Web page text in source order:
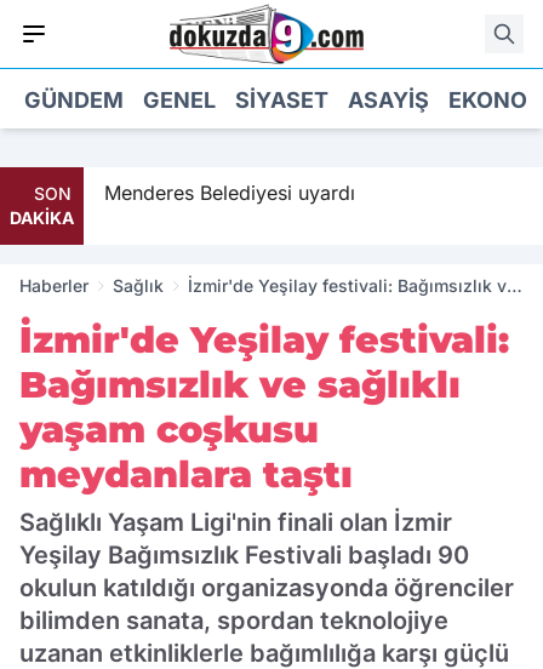
GÜNDEM GENEL SIYASET ASAYIŞ
SON
DAKİKA
geldi Menderes Belediyesi uyardı
Haberler Sağlık
İzmir'de Yeşilay festivali: Bağımsızlık ve
İzmir'de Yeşilay festivali:
Bağımsızlık ve sağlıklı
yaşam coşkusu
meydanlara taştı
Sağlıklı Yaşam Ligi'nin finali olan İzmir
Yeşilay Bağımsızlık Festivali başladı 90
okulun katıldığı organizasyonda öğrenciler
bilimden sanata, spordan teknolojiye
uzanan etkinliklerle bağımlılığa karşı güçlü